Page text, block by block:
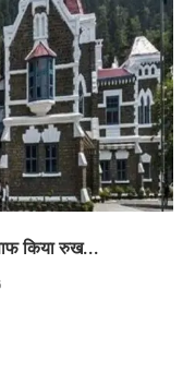
किया रुख...